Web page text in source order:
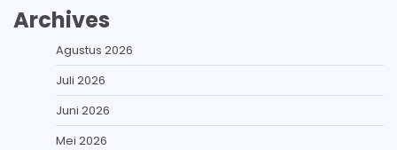
Archives
Agustus 2026
Juli 2026
Juni 2026
Mei 2026